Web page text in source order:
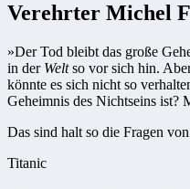
Verehrter Michel
»Der Tod bleibt das große
in der Weltso vor sich hin.
könnte es sich nicht so
Geheimnis des Nichtseins ist?
Das sind halt so die Fragen
Titanic